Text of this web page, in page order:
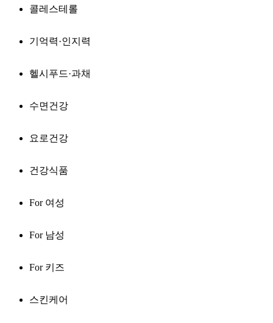
콜레스테롤
기억력·인지력
헬시푸드·과채
수면건강
요로건강
건강식품
For 여성
For 남성
For 키즈
스킨케어